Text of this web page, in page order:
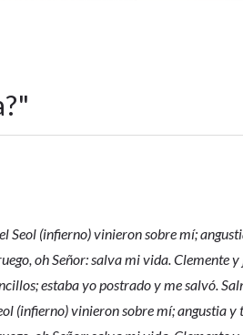
"
Seol (infierno) vinieron sobre mí;
oh Señor: salva mi vida. Clemente y
estaba yo postrado y me salvó.
(infierno) vinieron sobre mí; angustia y